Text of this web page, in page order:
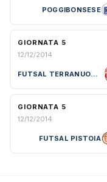
POGGIBONSESE
GIORNATA 5
12/12/2014
FUTSAL TERRANUOVESE
GIORNATA 5
12/12/2014
FUTSAL PISTOIA